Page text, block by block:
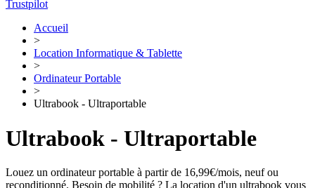
Trustpilot
Accueil
>
Location Informatique & Tablette
>
Ordinateur Portable
>
Ultrabook - Ultraportable
Ultrabook - Ultraportable
Louez un ordinateur portable à partir de 16,99€/mois, neuf ou
reconditionné. Besoin de mobilité ? La location d'un ultrabook vous